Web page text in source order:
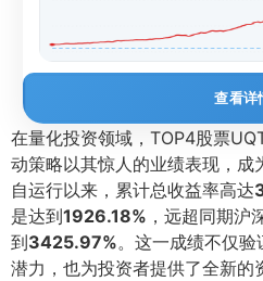
查看详
在量化投资领域，TOP4股票
动策略以其惊人的业绩表现，成
自运行以来，累计总收益率高达
是达到1926.18% ，远超同期沪
到3425.97%。这一成绩不仅
潜力，也为投资者提供了全新的